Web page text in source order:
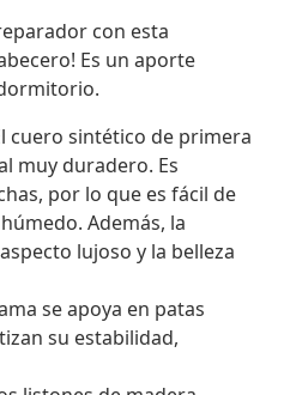
con esta
Es un aporte
cuero sintético de primera
muy duradero. Es
por lo que es fácil de
Además, la
lujoso y la belleza
se apoya en patas
su estabilidad,